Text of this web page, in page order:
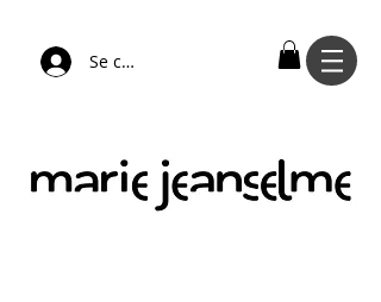
Se connecter